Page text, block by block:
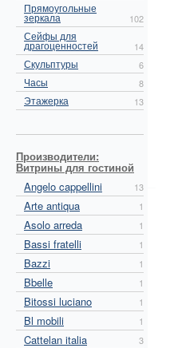
Прямоугольные
зеркала 102
Сейфы для
драгоценностей 14
Скульптуры 6
Часы 8
Этажерка 13
Производители:
Витрины для гостиной
Angelo cappellini
13
Arte antiqua 1
Asolo arreda 1
Bassi fratelli 1
Bazzi 1
Bbelle 1
Bitossi luciano 1
Bl mobili 1
Cattelan italia 3